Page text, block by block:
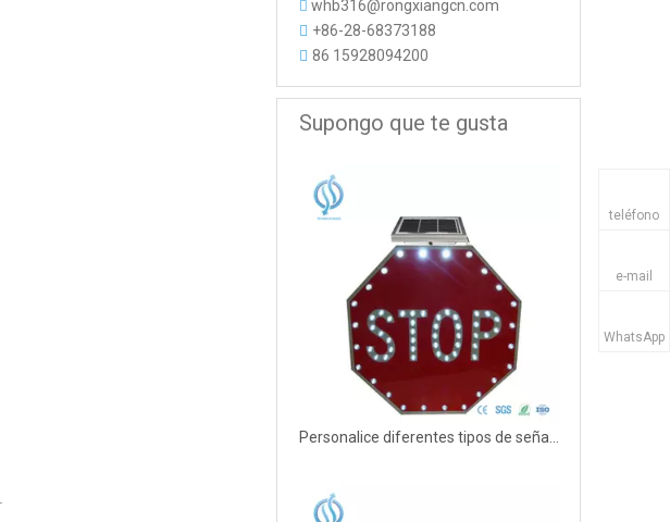
 whb316@rongxiangcn.com
 +86-28-68373188
 86 15928094200
Supongo que te gusta
teléfono
e-mail
WhatsApp